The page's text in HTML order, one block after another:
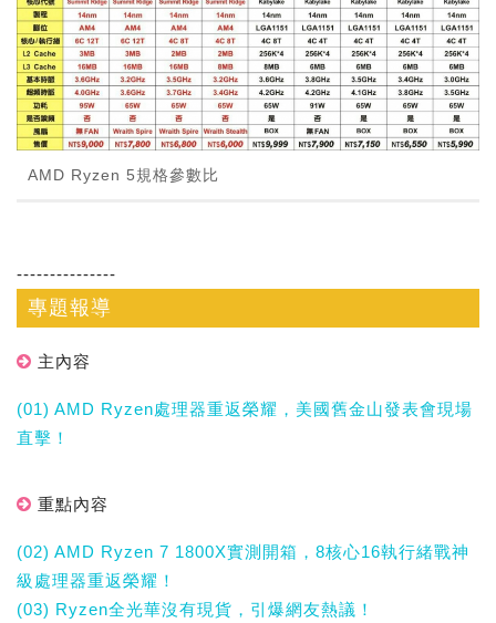
AMD Ryzen 5規格參數比
---------------
專題報導
主內容
(01) AMD Ryzen處理器重返榮耀，美國舊金山發表會現場
直擊！
重點內容
(02) AMD Ryzen 7 1800X實測開箱，8核心16執行緒戰神
級處理器重返榮耀！
(03) Ryzen全光華沒有現貨，引爆網友熱議！